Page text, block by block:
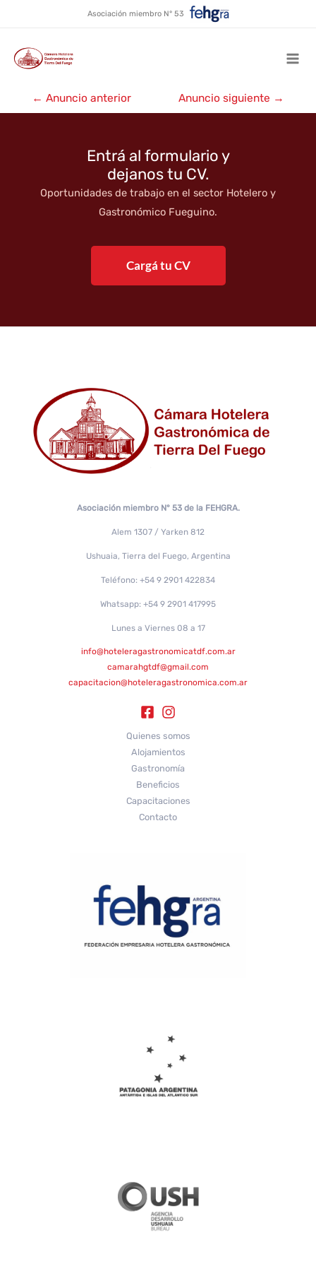
contenido
Asociación miembro N° 53
Nogui’s Food Trucks
Navegación
de
← Anuncio anterior Anuncio siguiente →
Entrá al formulario y
dejanos tu CV.
Oportunidades de trabajo en el sector Hotelero y
Gastronómico Fueguino.
Cargá tu CV
Asociación miembro N° 53 de la FEHGRA.
Alem 1307 / Yarken 812
Ushuaia, Tierra del Fuego, Argentina
Teléfono: +54 9 2901 422834
Whatsapp: +54 9 2901 417995
Lunes a Viernes 08 a 17
info@hoteleragastronomicatdf.com.ar
camarahgtdf@gmail.com
capacitacion@hoteleragastronomica.com.ar
Quienes somos
Alojamientos
Gastronomía
Beneficios
Capacitaciones
Contacto